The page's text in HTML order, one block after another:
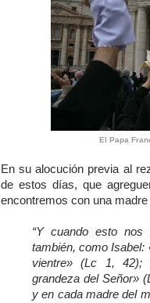
El Papa
En su alocución previa al
de estos días, que
encontremos con una
“Y cuando esto nos
también, como Isabel:
vientre» (Lc 1, 42);
grandeza del Señor»
y en cada madre del